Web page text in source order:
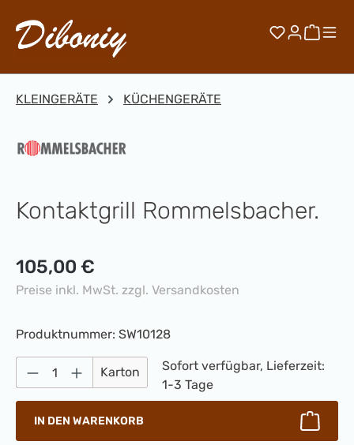
Zum Hauptinhalt springen
Du hast 0
KLEINGERÄTE KÜCHENGERÄTE
Kontaktgrill Rommelsbacher.
Regulärer Preis:
105,00 €
Preise inkl. MwSt. zzgl. Versandkosten
Produktnummer: SW10128
Produkt Anzahl: Gib den gewünschten
Karton
Sofort verfügbar, Lieferzeit:
1-3 Tage
IN DEN WARENKORB